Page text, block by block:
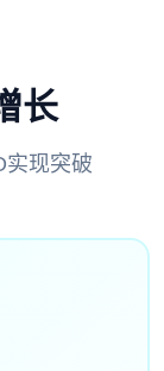
长
实现突破